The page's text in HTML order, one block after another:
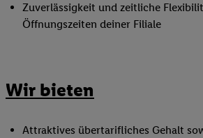
Zuverlässigkeit und zeitliche
Öffnungszeiten deiner Filiale
Wir bieten
Attraktives übertarifliches Gehalt